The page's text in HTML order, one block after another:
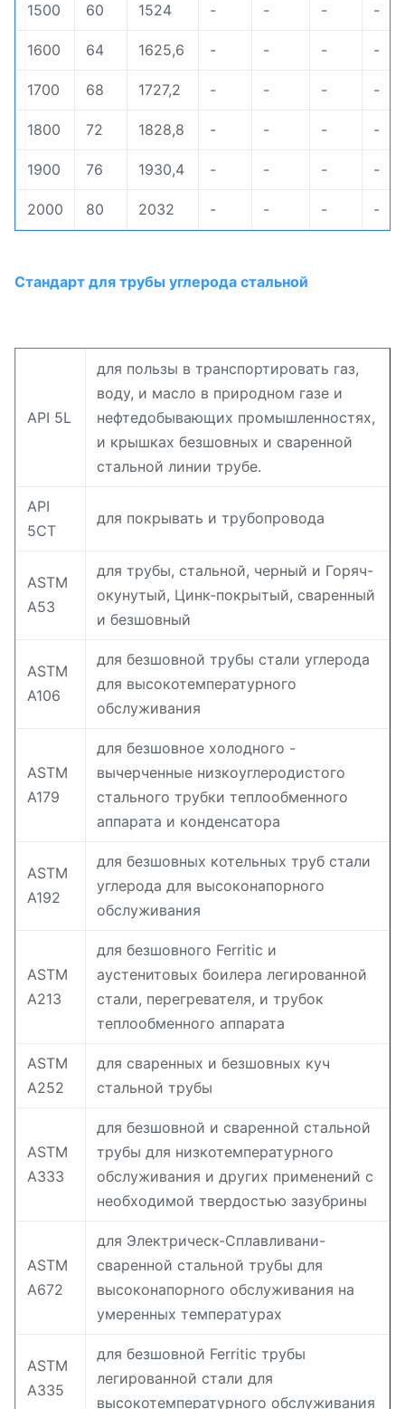
1500 60 1524 - - - -
1600 64 1625,6 - - - -
1700 68 1727,2 - - - -
1800 72 1828,8 - - - -
1900 76 1930,4 - - - -
2000 80 2032 - - - -
Стандарт для трубы углерода стальной
API 5L
для пользы в транспортировать газ,
воду, и масло в природном газе и
нефтедобывающих промышленностях,
и крышках безшовных и сваренной
стальной линии трубе.
API
5CT
для покрывать и трубопровода
ASTM
A53
для трубы, стальной, черный и Горяч-
окунутый, Цинк-покрытый, сваренный
и безшовный
ASTM
A106
для безшовной трубы стали углерода
для высокотемпературного
обслуживания
ASTM
A179
для безшовное холодного -
вычерченные низкоуглеродистого
стального трубки теплообменного
аппарата и конденсатора
ASTM
A192
для безшовных котельных труб стали
углерода для высоконапорного
обслуживания
ASTM
A213
для безшовного Ferritic и
аустенитовых боилера легированной
стали, перегревателя, и трубок
теплообменного аппарата
ASTM
A252
для сваренных и безшовных куч
стальной трубы
ASTM
A333
для безшовной и сваренной стальной
трубы для низкотемпературного
обслуживания и других применений с
необходимой твердостью зазубрины
ASTM
A672
для Электрическ-Сплавливани-
сваренной стальной трубы для
высоконапорного обслуживания на
умеренных температурах
ASTM
A335
для безшовной Ferritic трубы
легированной стали для
высокотемпературного обслуживания